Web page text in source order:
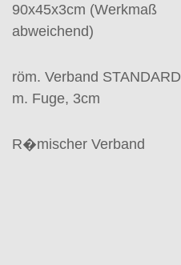
90x45x3cm (Werkmaß
abweichend)
röm. Verband STANDARD
m. Fuge, 3cm
R�mischer Verband